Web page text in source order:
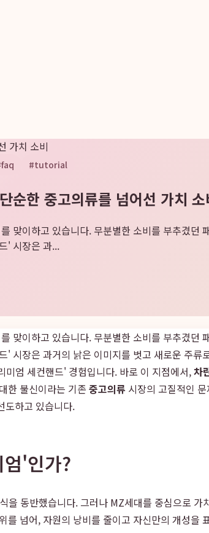
가치 소비
faq #tutorial
한 중고의류를 넘어선 가치 소
맞이하고 있습니다. 무분별한 소비를 부추겼던
' 시장은 과...
맞이하고 있습니다. 무분별한 소비를 부추겼던
시장은 과거의 낡은 이미지를 벗고 새로운 주
엄 세컨핸드' 경험입니다. 바로 이 지점에서,차
한 불신이라는 기존 중고의류 시장의 고질적인
도하고 있습니다.
'인가?
동반했습니다. 그러나 MZ세대를 중심으로
넘어, 자원의 낭비를 줄이고 자신만의 개성을